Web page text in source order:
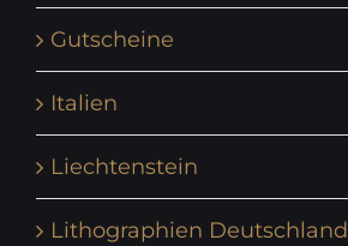
Gutscheine
Italien
Liechtenstein
Lithographien Deutschland